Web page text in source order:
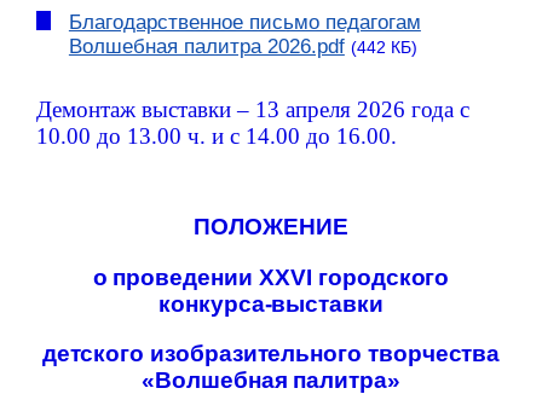
Благодарственное письмо педагогам
Волшебная палитра 2026.pdf (442 КБ)
Демонтаж выставки – 13 апреля 2026 года с
10.00 до 13.00 ч. и с 14.00 до 16.00.
ПОЛОЖЕНИЕ
о проведении XXVI городского
конкурса-выставки
детского изобразительного творчества
«Волшебная палитра»